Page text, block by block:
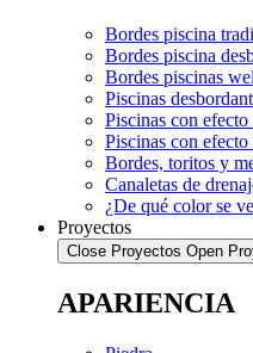
Bordes piscina
Bordes piscina
Bordes piscinas
Piscinas
Piscinas con
Piscinas con
Bordes, toritos y
Canaletas de
¿De qué color se
Proyectos
Close Proyectos Open
APARIENCIA